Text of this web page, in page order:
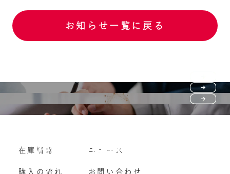
お知らせ一覧に戻る
購入の流れ
よくいただくご質問
Vehicle purchase
車両買い取り
在庫情報
購入の流れ
ニュース
お問い合わせ